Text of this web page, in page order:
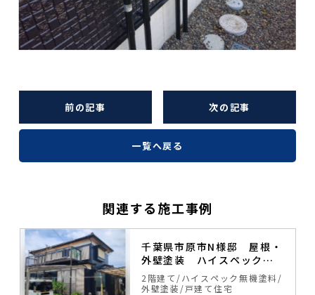
前の記事 次の記事
一覧へ戻る
関連する施工事例
千葉県市原市N様邸 屋根・
外壁塗装 ハイスペック無
機塗料
2階建て
ハイスペック無機塗料
外壁塗装 戸建て住宅